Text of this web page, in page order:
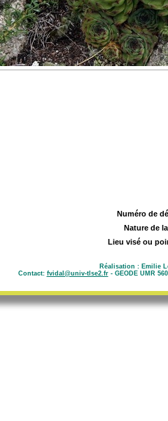
Numéro de
Nature de
Lieu visé ou
Réalisation : Emilie
Contact: fvidal@univ-tlse2.fr- GEODE UMR